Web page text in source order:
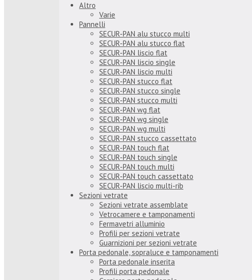
Altro
Varie
Pannelli
SECUR-PAN alu stucco multi
SECUR-PAN alu stucco flat
SECUR-PAN liscio flat
SECUR-PAN liscio single
SECUR-PAN liscio multi
SECUR-PAN stucco flat
SECUR-PAN stucco single
SECUR-PAN stucco multi
SECUR-PAN wg flat
SECUR-PAN wg single
SECUR-PAN wg multi
SECUR-PAN stucco cassettato
SECUR-PAN touch flat
SECUR-PAN touch single
SECUR-PAN touch multi
SECUR-PAN touch cassettato
SECUR-PAN liscio multi-rib
Sezioni vetrate
Sezioni vetrate assemblate
Vetrocamere e tamponamenti
Fermavetri alluminio
Profili per sezioni vetrate
Guarnizioni per sezioni vetrate
Porta pedonale, sopraluce e tamponamenti
Porta pedonale inserita
Profili porta pedonale